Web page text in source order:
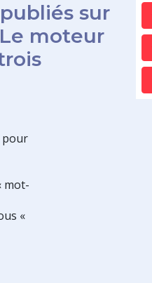
sur
moteur
pour
mot-
«